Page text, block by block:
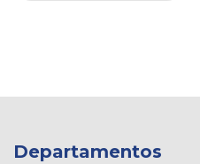
Departamentos